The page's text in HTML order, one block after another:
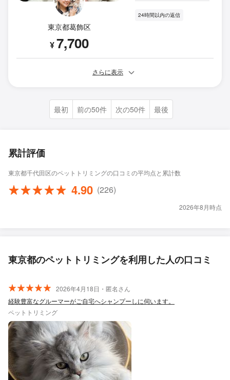
東京都葛飾区
¥7,700
24時間以内の返信
さらに表示
最初 前の50件 次の50件 最後
累計評価
東京都千代田区のペットトリミングの口コミの平均点と累計数
4.90 (226)
2026年8月時点
東京都のペットトリミングを利用した人の口コミ
2026年4月18日・匿名さん
経験豊富なグルーマーがご自宅へシャンプーしに伺います。
ペットトリミング